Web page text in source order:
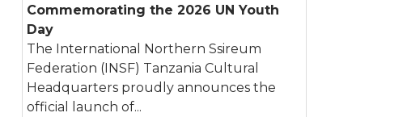
Commemorating the 2026 UN Youth
Day
The International Northern Ssireum
Federation (INSF) Tanzania Cultural
Headquarters proudly announces the
official launch of...